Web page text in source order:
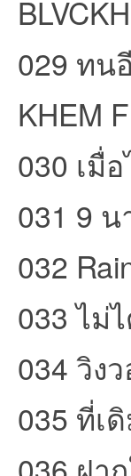
029 ทน
KHEM
030 เมื่
031 9 น
032
033 ไม่
034 วิง
035 ที่เ